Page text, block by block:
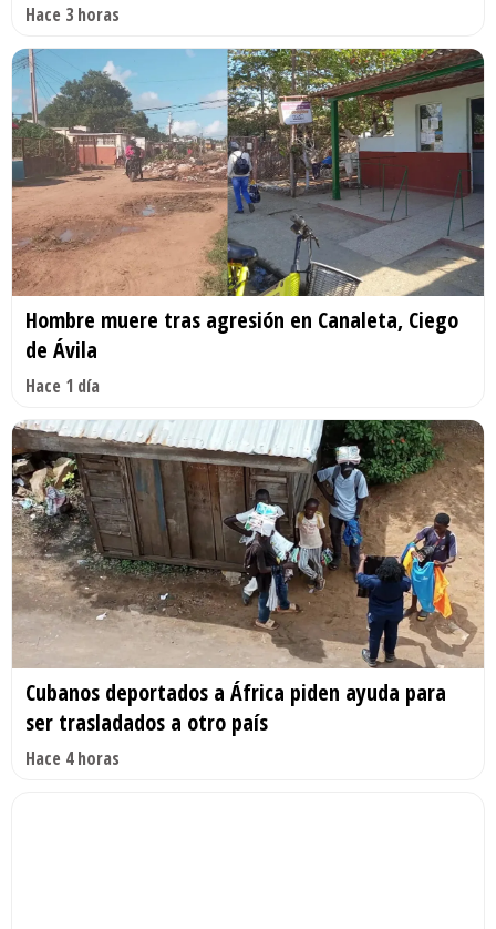
Hace 3 horas
Hombre muere tras agresión en Canaleta, Ciego
de Ávila
Hace 1 día
Cubanos deportados a África piden ayuda para
ser trasladados a otro país
Hace 4 horas